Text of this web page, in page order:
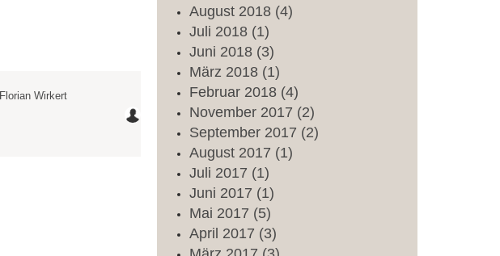
Florian Wirkert
August 2018 (4)
Juli 2018 (1)
Juni 2018 (3)
März 2018 (1)
Februar 2018 (4)
November 2017 (2)
September 2017 (2)
August 2017 (1)
Juli 2017 (1)
Juni 2017 (1)
Mai 2017 (5)
April 2017 (3)